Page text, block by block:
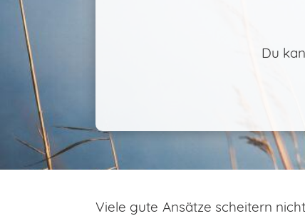
Du
Viele gute Ansätze scheitern